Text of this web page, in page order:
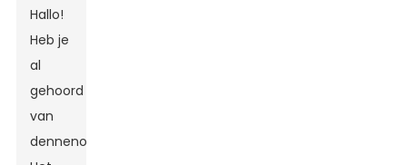
Hallo!
Heb je
al
gehoord
van
dennenolie?